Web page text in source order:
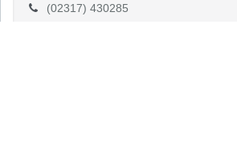
(02317) 430285